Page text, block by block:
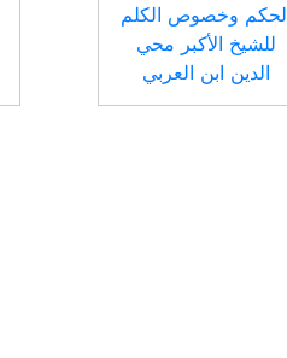
وخصوص الكلم
للشيخ الأكبر محي
الدين ابن العربي